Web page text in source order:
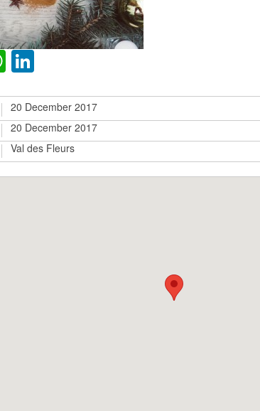
WhatsApp
LinkedIn
20 December 2017
20 December 2017
Val des Fleurs